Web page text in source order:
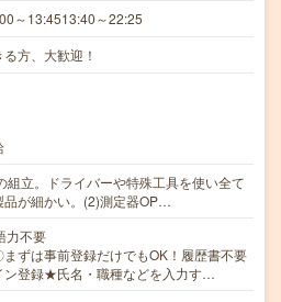
～13:4513:40～22:25
方、大歓迎！
組立。ドライバーや特殊工具を使い全て
品が細かい。(2)測定器OP…
力不要
ずは事前登録だけでもOK！履歴書不要
ン登録★氏名・職種などを入力す…